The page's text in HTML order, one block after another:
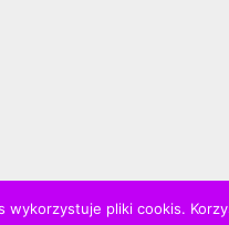
wykorzystuje pliki cookis.